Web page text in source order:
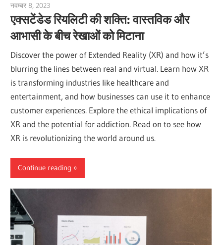
नवम्बर 8, 2023
एक्सटेंडेड रियलिटी की शक्ति: वास्तविक और
आभासी के बीच रेखाओं को मिटाना
Discover the power of Extended Reality (XR) and how it’s
blurring the lines between real and virtual. Learn how XR
is transforming industries like healthcare and
entertainment, and how businesses can use it to enhance
customer experiences. Explore the ethical implications of
XR and the potential for addiction. Read on to see how
XR is revolutionizing the world around us.
Continue reading